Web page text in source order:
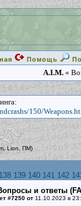
Помощь
A.I.M.«
150/
,Lion ПМ)
138 139 140 141 142
и ответы
#7250 от11.10.2023 в